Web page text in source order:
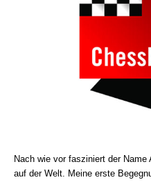
Nach wie vor fasziniert der
auf der Welt. Meine erste